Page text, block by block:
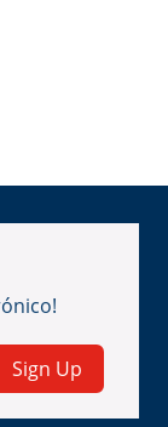
Sign Up